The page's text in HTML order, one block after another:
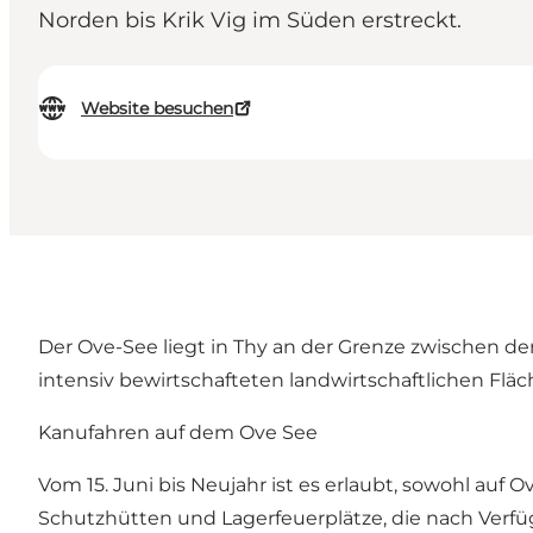
Norden bis Krik Vig im Süden erstreckt.
Website besuchen
Der Ove-See liegt in Thy an der Grenze zwischen
intensiv bewirtschafteten landwirtschaftlichen
Kanufahren auf dem Ove See
Vom 15. Juni bis Neujahr ist es erlaubt, sowohl auf
Schutzhütten und Lagerfeuerplätze, die nach